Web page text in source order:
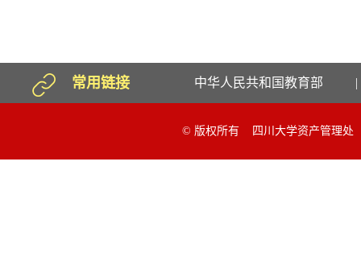
常用链接 中华人民共和国教育部 |
© 版权所有 四川大学资产管理